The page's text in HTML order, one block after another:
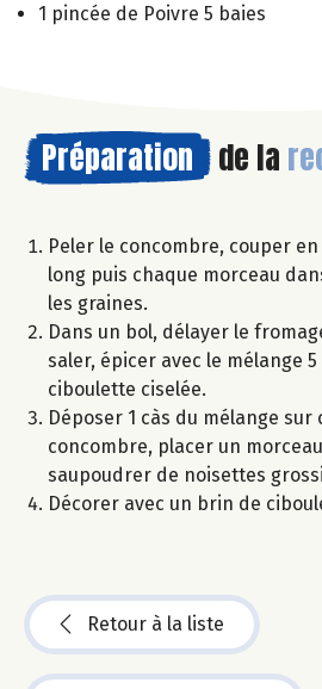
1 pincée de Poivre 5 baies
Préparation de la
Peler le concombre, couper
long puis chaque morceau
les graines.
Dans un bol, délayer le
saler, épicer avec le mélange
ciboulette ciselée.
Déposer 1 càs du mélange
concombre, placer un
saupoudrer de noisettes
Décorer avec un brin de
Retour à la liste